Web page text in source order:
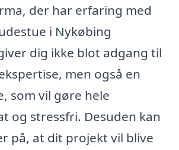
der har erfaring med
i Nykøbing
dig ikke blot adgang til
men også en
som vil gøre hele
og stressfri. Desuden kan
på, at dit projekt vil blive